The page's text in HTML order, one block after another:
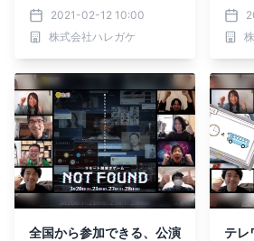
論と名推理で乗り切ろう！
2021-02-12 10:00
株式会社ハレガケ
提供
が可
全国から参加できる、公演
テレ